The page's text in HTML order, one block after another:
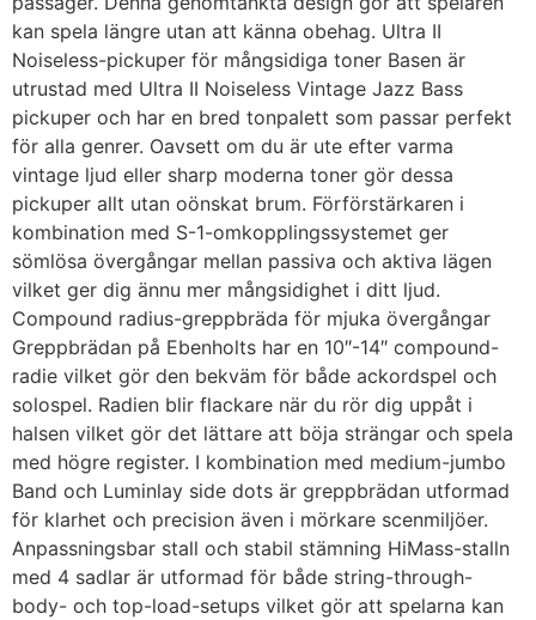
kan spela längre utan att känna obehag. Ultra II
Noiseless-pickuper för mångsidiga toner Basen är
utrustad med Ultra II Noiseless Vintage Jazz Bass
pickuper och har en bred tonpalett som passar perfekt
för alla genrer. Oavsett om du är ute efter varma
vintage ljud eller sharp moderna toner gör dessa
pickuper allt utan oönskat brum. Förförstärkaren i
kombination med S-1-omkopplingssystemet ger
sömlösa övergångar mellan passiva och aktiva lägen
vilket ger dig ännu mer mångsidighet i ditt ljud.
Compound radius-greppbräda för mjuka övergångar
Greppbrädan på Ebenholts har en 10″-14″ compound-
radie vilket gör den bekväm för både ackordspel och
solospel. Radien blir flackare när du rör dig uppåt i
halsen vilket gör det lättare att böja strängar och spela
med högre register. I kombination med medium-jumbo
Band och Luminlay side dots är greppbrädan utformad
för klarhet och precision även i mörkare scenmiljöer.
Anpassningsbar stall och stabil stämning HiMass-stalln
med 4 sadlar är utformad för både string-through-
body- och top-load-setups vilket gör att spelarna kan